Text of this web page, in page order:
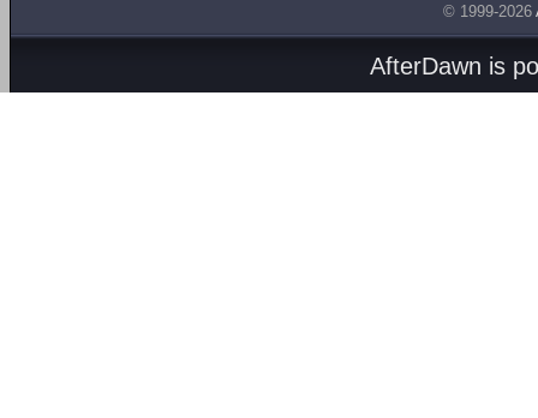
© 1999-2026
AfterDawn is